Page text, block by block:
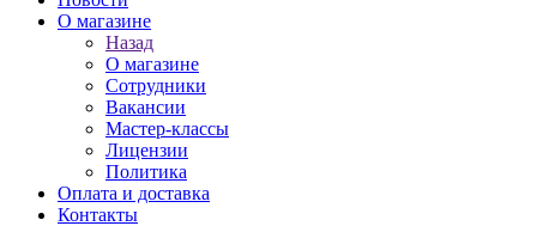
О магазине
Назад
О магазине
Сотрудники
Вакансии
Мастер-классы
Лицензии
Политика
Оплата и доставка
Контакты